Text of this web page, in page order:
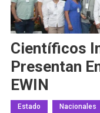
Científicos
Presentan
EWIN
Estado Nacionales